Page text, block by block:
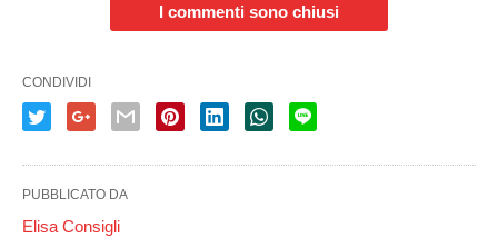
I commenti sono chiusi
CONDIVIDI
PUBBLICATO DA
Elisa Consigli